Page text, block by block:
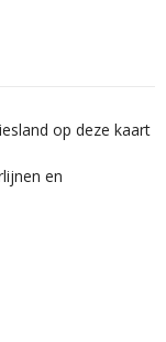
op deze kaart
en